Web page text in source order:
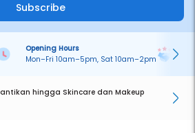
Subscribe
Opening Hours
Mon–Fri 10am–5pm, Sat 10am–2pm
hingga Skincare dan Makeup